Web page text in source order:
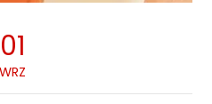
01
WRZ